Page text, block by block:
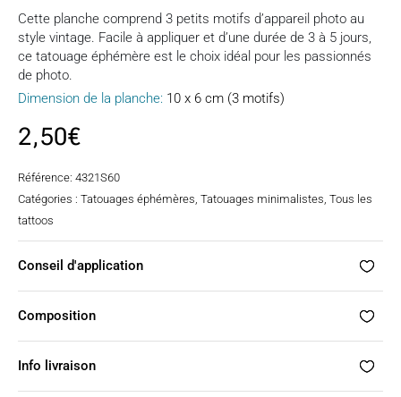
Cette planche comprend 3 petits motifs d’appareil photo au
style vintage. Facile à appliquer et d’une durée de 3 à 5 jours,
ce tatouage éphémère est le choix idéal pour les passionnés
de photo.
Dimension de la planche: 10 x 6 cm (3 motifs)
2,50€
Référence: 4321S60
Catégories : Tatouages éphémères, Tatouages minimalistes, Tous les
tattoos
Conseil d'application
Composition
Info livraison